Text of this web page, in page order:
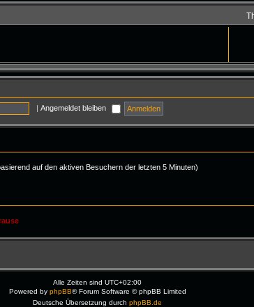
| Angemeldet bleiben
auf den aktiven Besuchern der letzten 5 Minuten)
Alle Zeiten sindUTC+02:00
Powered by phpBB® Forum Software © phpBB Limited
Deutsche Übersetzung durchphpBB.de